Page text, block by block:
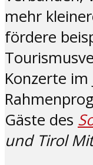
mehr
fördere
Konzerte im
Gäste des
und Tirol